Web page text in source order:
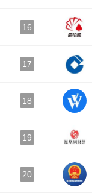
16
17
18
19
20